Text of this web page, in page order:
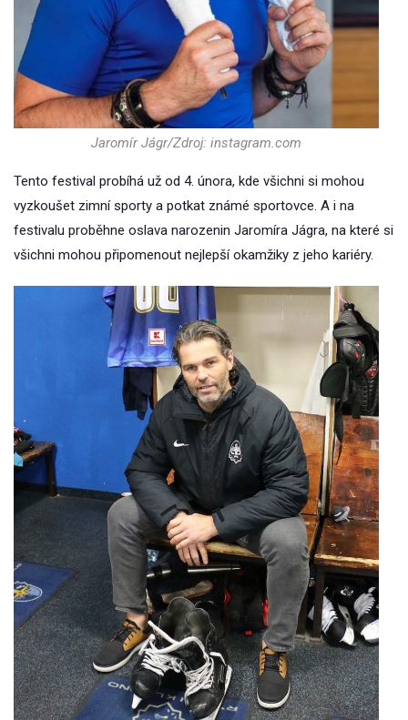
Jaromír Jágr/Zdroj: instagram.com
Tento festival probíhá už od 4. února, kde všichni si mohou
vyzkoušet zimní sporty a potkat známé sportovce. A i na
festivalu proběhne oslava narozenin Jaromíra Jágra, na které si
všichni mohou připomenout nejlepší okamžiky z jeho kariéry.